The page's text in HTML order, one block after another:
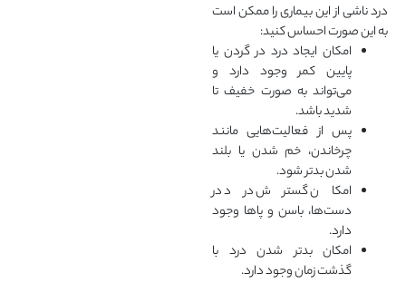
درد ناشی از این بیماری را ممکن است
به این صورت احساس کنید:
امکان ایجاد درد در گردن یا
پایین کمر وجود دارد و
می‌تواند به صورت خفیف تا
شدید باشد.
پس از فعالیت‌هایی مانند
چرخاندن، خم شدن یا بلند
شدن بدتر شود.
امکان گسترش درد در
دست‌ها، باسن و پاها وجود
دارد.
امکان بدتر شدن درد با
گذشت زمان وجود دارد.